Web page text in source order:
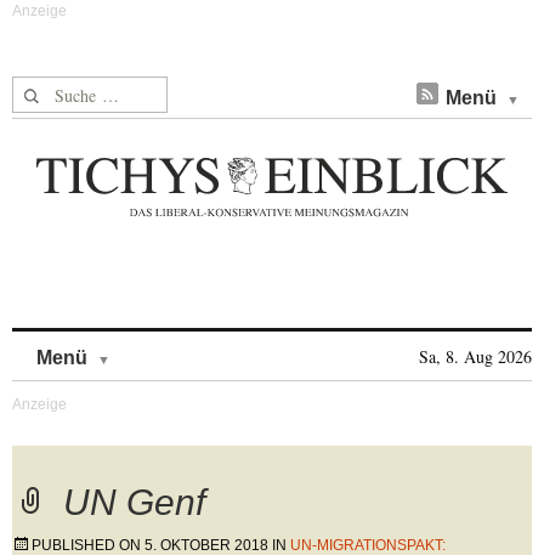
Suche nach: Menü
Menü Sa, 8. Aug 2026
UN Genf
PUBLISHED ON 5. OKTOBER 2018 IN UN-MIGRATIONSPAKT: